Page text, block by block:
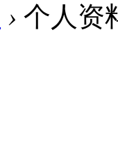
› 个人资